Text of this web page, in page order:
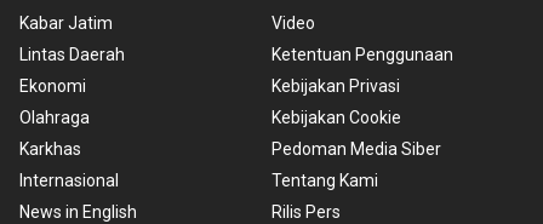
Kabar Jatim
Lintas Daerah
Ekonomi
Olahraga
Karkhas
Internasional
News in English
Video
Ketentuan Penggunaan
Kebijakan Privasi
Kebijakan Cookie
Pedoman Media Siber
Tentang Kami
Rilis Pers